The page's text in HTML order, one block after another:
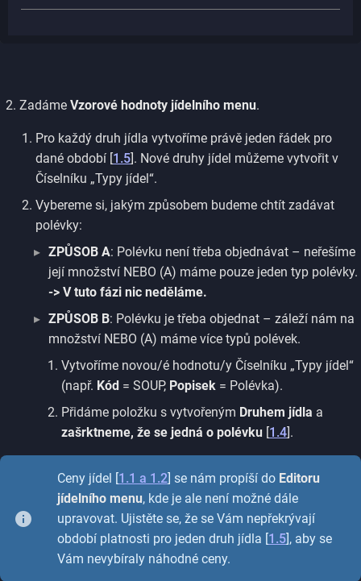
Zadáme Vzorové hodnoty jídelního menu.
Pro každý druh jídla vytvoříme právě jeden řádek pro
dané období [1.5]. Nové druhy jídel můžeme vytvořit v
Číselníku „Typy jídel“.
Vybereme si, jakým způsobem budeme chtít zadávat
polévky:
ZPŮSOB A: Polévku není třeba objednávat – neřešíme
její množství NEBO (A) máme pouze jeden typ polévky.
-> V tuto fázi nic neděláme.
ZPŮSOB B: Polévku je třeba objednat – záleží nám na
množství NEBO (A) máme více typů polévek.
Vytvoříme novou/é hodnotu/y Číselníku „Typy jídel“
(např. Kód = SOUP, Popisek = Polévka).
Přidáme položku s vytvořeným Druhem jídla a
zašrktneme, že se jedná o polévku [1.4].
Ceny jídel [1.1 a 1.2] se nám propíší do Editoru
jídelního menu, kde je ale není možné dále
upravovat. Ujistěte se, že se Vám nepřekrývají
období platnosti pro jeden druh jídla [1.5], aby se
Vám nevybíraly náhodné ceny.